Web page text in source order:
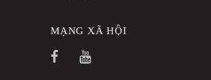
MẠNG XÃ HỘI